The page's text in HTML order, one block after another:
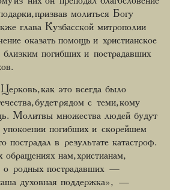
призвав молиться Богу
глава Кузбасской митрополии
оказать помощь и христианское
погибших и пострадавших
как это всегда было
будет рядом с теми, кому
Молитвы множества людей будут
погибших и скорейшем
пострадал в результате катастроф.
нам, христианам,
о родных пострадавших —
духовная поддержка», —